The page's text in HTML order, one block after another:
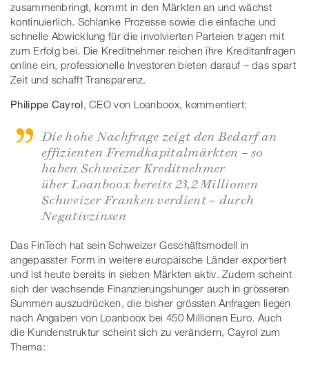
zusammenbringt, kommt in den Märkten an und wächst
kontinuierlich. Schlanke Prozesse sowie die einfache und
schnelle Abwicklung für die involvierten Parteien tragen mit
zum Erfolg bei. Die Kreditnehmer reichen ihre Kreditanfragen
online ein, professionelle Investoren bieten darauf – das spart
Zeit und schafft Transparenz.
Philippe Cayrol, CEO von Loanboox, kommentiert:
Die hohe Nachfrage zeigt den Bedarf an
effizienten Fremdkapitalmärkten – so
haben Schweizer Kreditnehmer
über Loanboox bereits 23,2 Millionen
Schweizer Franken verdient – durch
Negativzinsen
Das FinTech hat sein Schweizer Geschäftsmodell in
angepasster Form in weitere europäische Länder exportiert
und ist heute bereits in sieben Märkten aktiv. Zudem scheint
sich der wachsende Finanzierungshunger auch in grösseren
Summen auszudrücken, die bisher grössten Anfragen liegen
nach Angaben von Loanboox bei 450 Millionen Euro. Auch
die Kundenstruktur scheint sich zu verändern, Cayrol zum
Thema: